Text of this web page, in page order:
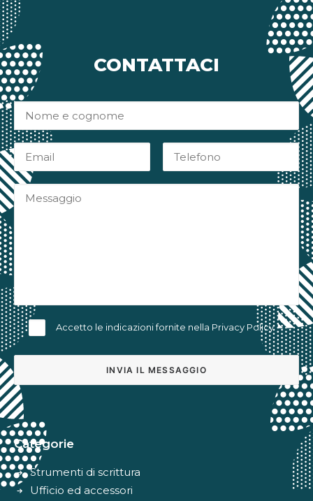
CONTATTACI
Accetto le indicazioni fornite nella Privacy Policy
Categorie
Strumenti di scrittura
Ufficio ed accessori